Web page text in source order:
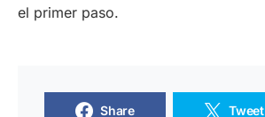
el primer paso.
Share Tweet